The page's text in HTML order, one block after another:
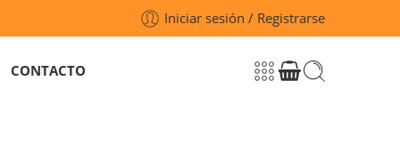
Iniciar sesión / Registrarse
CONTACTO